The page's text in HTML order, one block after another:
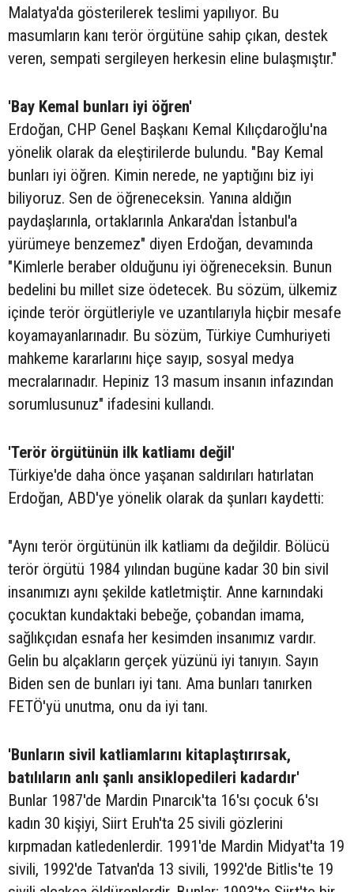
Malatya'da gösterilerek teslimi yapılıyor. Bu
masumların kanı terör örgütüne sahip çıkan, destek
veren, sempati sergileyen herkesin eline bulaşmıştır."
'Bay Kemal bunları iyi öğren'
Erdoğan, CHP Genel Başkanı Kemal Kılıçdaroğlu'na
yönelik olarak da eleştirilerde bulundu. "Bay Kemal
bunları iyi öğren. Kimin nerede, ne yaptığını biz iyi
biliyoruz. Sen de öğreneceksin. Yanına aldığın
paydaşlarınla, ortaklarınla Ankara'dan İstanbul'a
yürümeye benzemez" diyen Erdoğan, devamında
"Kimlerle beraber olduğunu iyi öğreneceksin. Bunun
bedelini bu millet size ödetecek. Bu sözüm, ülkemiz
içinde terör örgütleriyle ve uzantılarıyla hiçbir mesafe
koyamayanlarınadır. Bu sözüm, Türkiye Cumhuriyeti
mahkeme kararlarını hiçe sayıp, sosyal medya
mecralarınadır. Hepiniz 13 masum insanın infazından
sorumlusunuz" ifadesini kullandı.
'Terör örgütünün ilk katliamı değil'
Türkiye'de daha önce yaşanan saldırıları hatırlatan
Erdoğan, ABD'ye yönelik olarak da şunları kaydetti:
"Aynı terör örgütünün ilk katliamı da değildir. Bölücü
terör örgütü 1984 yılından bugüne kadar 30 bin sivil
insanımızı aynı şekilde katletmiştir. Anne karnındaki
çocuktan kundaktaki bebeğe, çobandan imama,
sağlıkçıdan esnafa her kesimden insanımız vardır.
Gelin bu alçakların gerçek yüzünü iyi tanıyın. Sayın
Biden sen de bunları iyi tanı. Ama bunları tanırken
FETÖ'yü unutma, onu da iyi tanı.
'Bunların sivil katliamlarını kitaplaştırırsak,
batılıların anlı şanlı ansiklopedileri kadardır'
Bunlar 1987'de Mardin Pınarcık'ta 16'sı çocuk 6'sı
kadın 30 kişiyi, Siirt Eruh'ta 25 sivili gözlerini
kırpmadan katledenlerdir. 1991'de Mardin Midyat'ta 19
sivili, 1992'de Tatvan'da 13 sivili, 1992'de Bitlis'te 19